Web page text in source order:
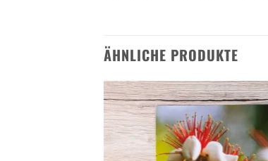
ÄHNLICHE PRODUKTE
Add to
wishlist